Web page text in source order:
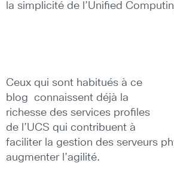
la simplicité de l’Unified
Ceux qui sont habitués à ce
blog connaissent déjà la
richesse des services profiles
de l’UCS qui contribuent à
faciliter la gestion des serveurs
augmenter l’agilité.